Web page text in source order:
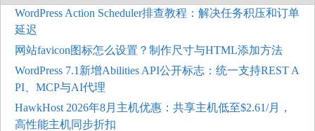
WordPress Action Scheduler排查教程：解决任务积压和订单
延迟
网站favicon图标怎么设置？制作尺寸与HTML添加方法
WordPress 7.1新增Abilities API公开标志：统一支持REST A
PI、MCP与AI代理
HawkHost 2026年8月主机优惠：共享主机低至$2.61/月，
高性能主机同步折扣